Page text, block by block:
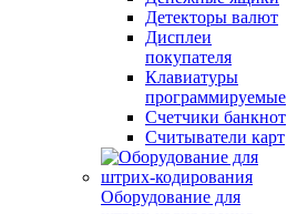
Детекторы валют
Дисплеи
покупателя
Клавиатуры
программируемые
Счетчики банкнот
Считыватели карт
Оборудование для